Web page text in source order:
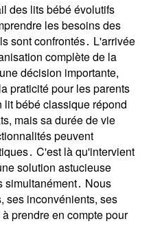
des lits bébé évolutifs
les besoins des
sont confrontés․ L'arrivée
complète de la
décision importante,
praticité pour les parents
bébé classique répond
mais sa durée de vie
peuvent
C'est là qu'intervient
solution astucieuse
simultanément․ Nous
ses inconvénients, ses
prendre en compte pour